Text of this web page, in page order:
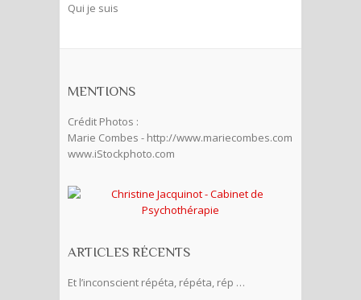
Qui je suis
MENTIONS
Crédit Photos :
Marie Combes - http://www.mariecombes.com
www.iStockphoto.com
ARTICLES RÉCENTS
Et l’inconscient répéta, répéta, rép …